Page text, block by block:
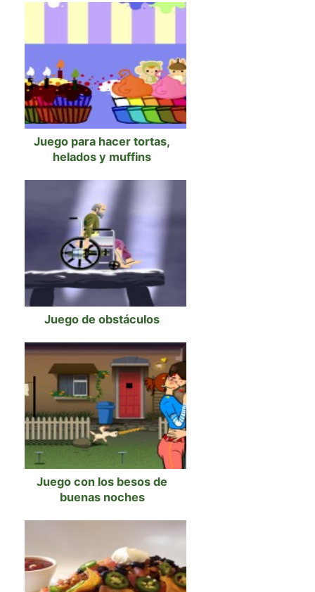
Juego para hacer tortas,
helados y muffins
Juego de obstáculos
Juego con los besos de
buenas noches